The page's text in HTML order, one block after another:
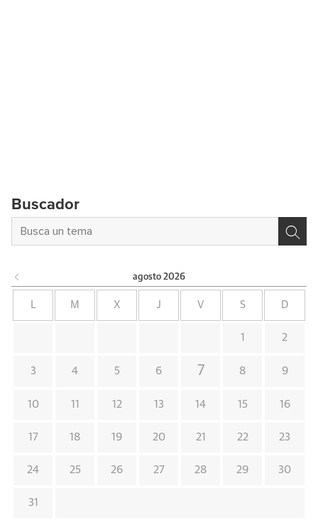
Buscador
agosto 2026
L M X J V S D
1 2
3 4 5 6 7 8 9
10 11 12 13 14 15 16
17 18 19 20 21 22 23
24 25 26 27 28 29 30
31